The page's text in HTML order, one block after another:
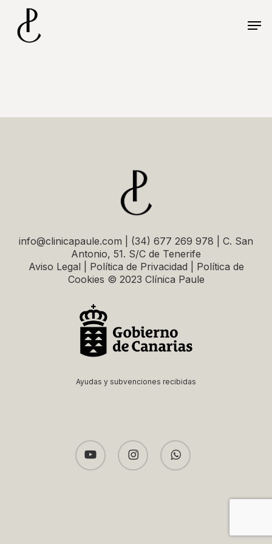
main
content
info@clinicapaule.com | (34) 677 269 978 | C. San
Antonio, 51. S/C de Tenerife
Aviso Legal | Política de Privacidad | Política de
Cookies © 2023 Clínica Paule
Ayudas y subvenciones recibidas
youtube instagram whatsapp